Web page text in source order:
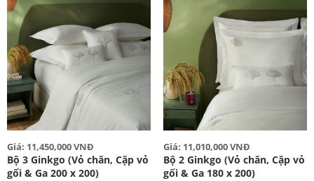
Giá: 11,450,000 VNĐ
Bộ 3 Ginkgo (Vỏ chăn, Cặp vỏ
gối & Ga 200 x 200)
Giá: 11,010,000 VNĐ
Bộ 2 Ginkgo (Vỏ chăn, Cặp vỏ
gối & Ga 180 x 200)